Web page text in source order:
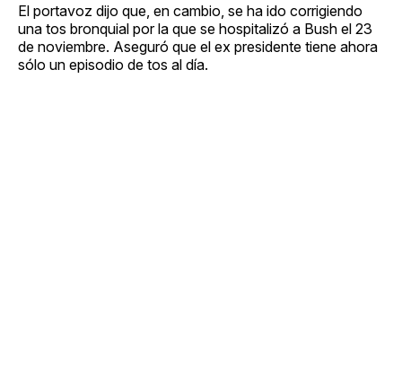
El portavoz dijo que, en cambio, se ha ido corrigiendo
una tos bronquial por la que se hospitalizó a Bush el 23
de noviembre. Aseguró que el ex presidente tiene ahora
sólo un episodio de tos al día.